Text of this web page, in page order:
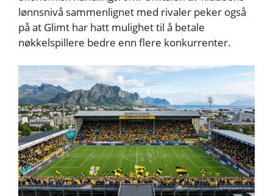
lønnsnivå sammenlignet med rivaler peker også
på at Glimt har hatt mulighet til å betale
nøkkelspillere bedre enn flere konkurrenter.